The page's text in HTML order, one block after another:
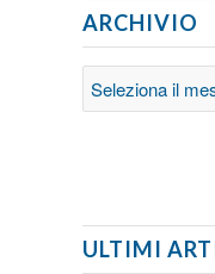
ARCHIVIO
ULTIMI